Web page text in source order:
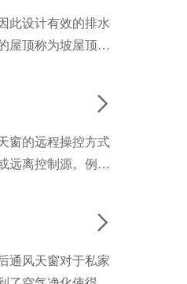
此设计有效的排水
屋顶称为坡屋顶天

窗的远程操控方式
远离控制源。例

通风天窗对于私家